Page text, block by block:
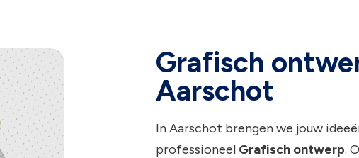
Grafisch
Aarschot
In Aarschot brengen we jouw
professioneel Grafisch ontwerp.